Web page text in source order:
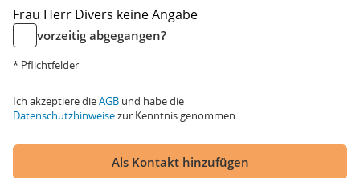
Frau Herr Divers keine Angabe
vorzeitig abgegangen?
* Pflichtfelder
Ich akzeptiere dieAGB und habe die
Datenschutzhinweisezur Kenntnis genommen.
Als Kontakt hinzufügen